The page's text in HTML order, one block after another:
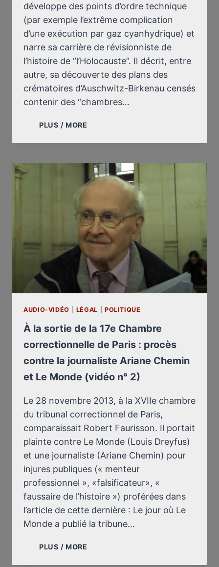
développe des points d’ordre technique
(par exemple l’extrême complication
d’une exécution par gaz cyanhydrique) et
narre sa carrière de révisionniste de
l’histoire de “l’Holocauste”. Il décrit, entre
autre, sa découverte des plans des
crématoires d’Auschwitz-Birkenau censés
contenir des “chambres…
PLUS / MORE
TOUR”
PATRICK
D’HONDT
AUDIO-VIDÉO LÉGAL POLITIQUE
À la sortie de la 17e Chambre
correctionnelle de Paris : procès
contre la journaliste Ariane Chemin
et Le Monde (vidéo n° 2)
Le 28 novembre 2013, à la XVIIe chambre
du tribunal correctionnel de Paris,
comparaissait Robert Faurisson. Il portait
plainte contre Le Monde (Louis Dreyfus)
et une journaliste (Ariane Chemin) pour
injures publiques (« menteur
professionnel », «falsificateur», «
faussaire de l’histoire ») proférées dans
l’article de cette dernière : Le jour où Le
Monde a publié la tribune…
PLUS / MORE